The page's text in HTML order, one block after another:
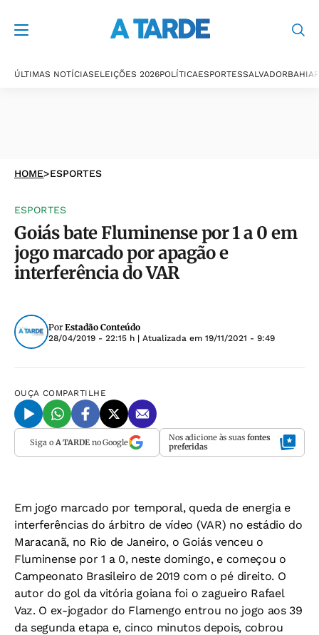
ÚLTIMAS NOTÍCIASELEIÇÕES 2026POLÍTICAESPORTESSALVADORBAHIA
HOME>ESPORTES
ESPORTES
Goiás bate Fluminense por 1 a 0 em
jogo marcado por apagão e
interferência do VAR
Por Estadão Conteúdo
28/04/2019 - 22:15 h | Atualizada em 19/11/2021 - 9:49
OUÇA COMPARTILHE
Siga o A TARDEno Google Nos adicione às suas fontes
preferidas
Em jogo marcado por temporal, queda de energia e
interferências do árbitro de vídeo (VAR) no estádio do
Maracanã, no Rio de Janeiro, o Goiás venceu o
Fluminense por 1 a 0, neste domingo, e começou o
Campeonato Brasileiro de 2019 com o pé direito. O
autor do gol da vitória goiana foi o zagueiro Rafael
Vaz. O ex-jogador do Flamengo entrou no jogo aos 39
da segunda etapa e, cinco minutos depois, cobrou